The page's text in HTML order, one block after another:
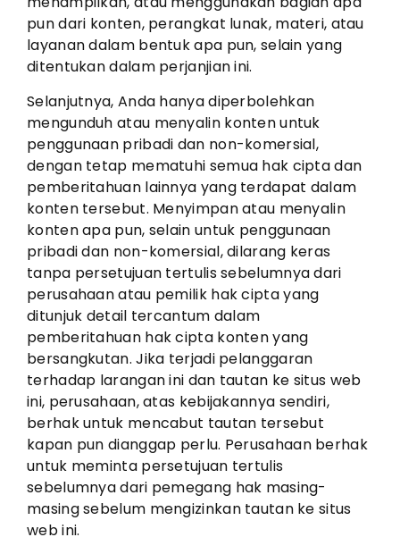
pun dari konten, perangkat lunak, materi, atau
layanan dalam bentuk apa pun, selain yang
ditentukan dalam perjanjian ini.
Selanjutnya, Anda hanya diperbolehkan
mengunduh atau menyalin konten untuk
penggunaan pribadi dan non-komersial,
dengan tetap mematuhi semua hak cipta dan
pemberitahuan lainnya yang terdapat dalam
konten tersebut. Menyimpan atau menyalin
konten apa pun, selain untuk penggunaan
pribadi dan non-komersial, dilarang keras
tanpa persetujuan tertulis sebelumnya dari
perusahaan atau pemilik hak cipta yang
ditunjuk detail tercantum dalam
pemberitahuan hak cipta konten yang
bersangkutan. Jika terjadi pelanggaran
terhadap larangan ini dan tautan ke situs web
ini, perusahaan, atas kebijakannya sendiri,
berhak untuk mencabut tautan tersebut
kapan pun dianggap perlu. Perusahaan berhak
untuk meminta persetujuan tertulis
sebelumnya dari pemegang hak masing-
masing sebelum mengizinkan tautan ke situs
web ini.